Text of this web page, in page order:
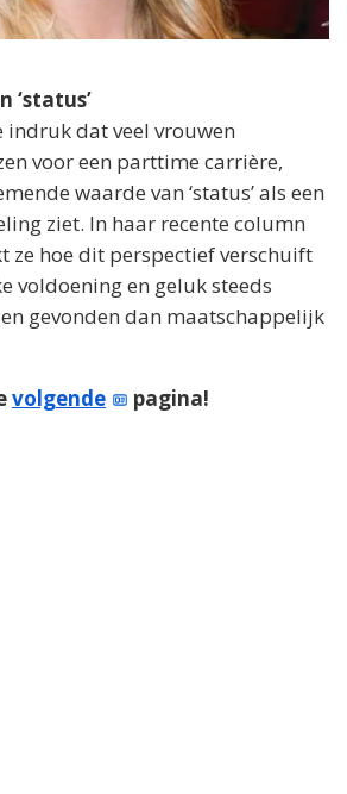
‘status’
indruk dat veel vrouwen
voor een parttime carrière,
waarde van ‘status’ als een
ziet. In haar recente column
ze hoe dit perspectief verschuift
voldoening en geluk steeds
gevonden dan maatschappelijk
volgende pagina!